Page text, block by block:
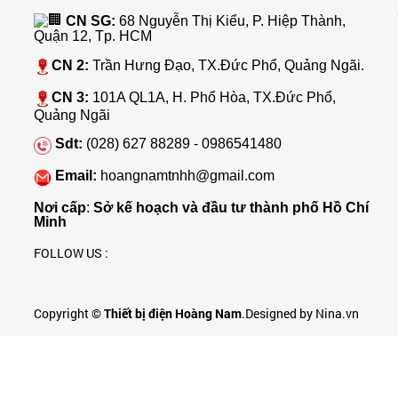
CN SG: 68 Nguyễn Thị Kiểu, P. Hiệp Thành,
Quận 12, Tp. HCM
CN 2: Trần Hưng Đạo, TX.Đức Phổ, Quảng Ngãi.
CN 3: 101A QL1A, H. Phổ Hòa, TX.Đức Phổ,
Quảng Ngãi
Sdt: (028) 627 88289 - 0986541480
Email: hoangnamtnhh@gmail.com
Nơi cấp: Sở kế hoạch và đầu tư thành phố Hồ Chí
Minh
FOLLOW US :
Copyright ©Thiết bị điện Hoàng Nam.Designed by Nina.vn